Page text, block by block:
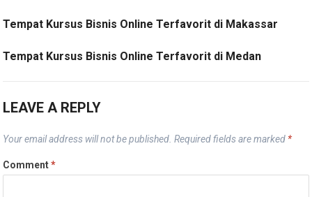
Tempat Kursus Bisnis Online Terfavorit di Makassar
Tempat Kursus Bisnis Online Terfavorit di Medan
LEAVE A REPLY
Your email address will not be published. Required fields are marked *
Comment*